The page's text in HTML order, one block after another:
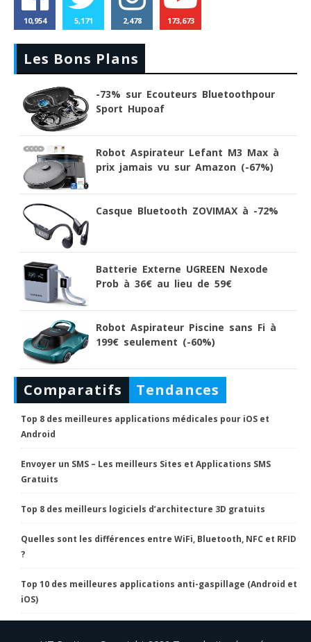
10,954 5,171 2,478 173,673
Les Bons Plans
-73% sur Ecouteurs Bluetoothpour
Sport Hupoaf
Robot Aspirateur Lefant M3 Max à
prix jamais vu sur Amazon (-67%)
Casque Bluetooth ZOVIMAX à -72%
Batterie Externe UGREEN Nexode
Prob à 36€ au lieu de 59€
Robot Aspirateur Piscine sans Fi à
199€ seulement (-60%)
Comparatifs Tendances
Top 8 des meilleures applications médicales pour iOS et
Android
Envoyer un SMS – Les meilleurs Sites et Applications SMS
Gratuits
Top 8 des meilleurs logiciels d’architecture 3D gratuits
Quelles sont les différences entre WiFi, Bluetooth, NFC et RFID
?
Top 10 des meilleures applications anti-gaspillage (Android et
iOS)